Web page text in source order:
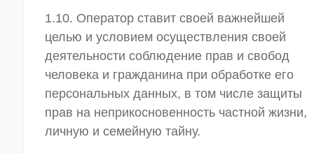
1.10. Оператор ставит своей важнейшей
целью и условием осуществления своей
деятельности соблюдение прав и свобод
человека и гражданина при обработке его
персональных данных, в том числе защиты
прав на неприкосновенность частной жизни,
личную и семейную тайну.